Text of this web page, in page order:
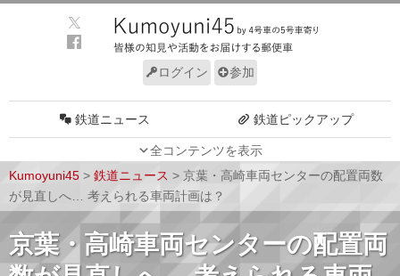
ログイン 参加
全コンテンツを表示
鉄道ニュース 鉄道ピックアップ
車両技術
ルール サイトについて
Kumoyuni45 > 鉄道ニュース > 京葉・高崎車両センターの配置両数
が見直しへ… 考えられる車両計画は？
京葉・高崎車両センターの配置両